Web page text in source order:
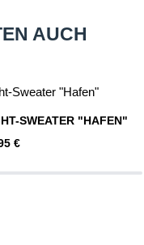
AUCH
SWEATER "HAFEN"
Preis:
€